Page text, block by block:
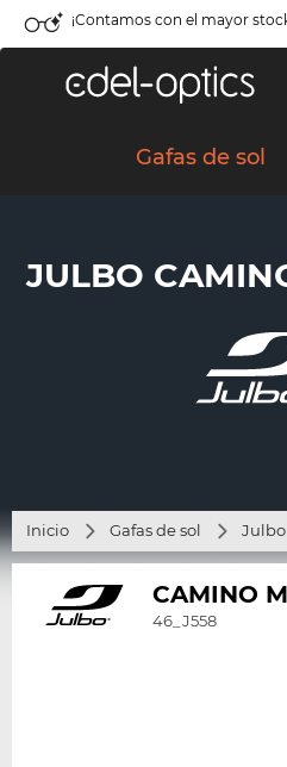
¡Contamos con el mayor
Gafas de sol
JULBO
Inicio Gafas de sol Julbo
CAMINO M
46_J558